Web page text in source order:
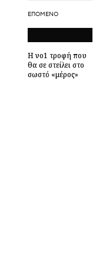
ΕΠΌΜΕΝΟ
Η νο1 τροφή που
θα σε στείλει στο
σωστό «μέρος»